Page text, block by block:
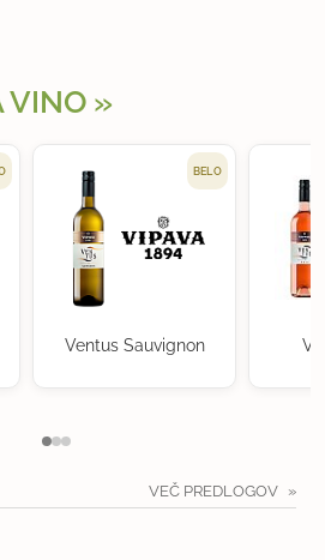
VINO
BELO
Ventus Sauvignon
VEČ PREDLOGOV